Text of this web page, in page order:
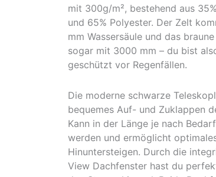
mit 300g/m², bestehend aus
und 65% Polyester. Der Zelt
mm Wassersäule und das
sogar mit 3000 mm – du bist
geschützt vor Regenfällen.
Die moderne schwarze
bequemes Auf- und Zuklappen
Kann in der Länge je nach
werden und ermöglicht
Hinuntersteigen. Durch die
View Dachfenster hast du